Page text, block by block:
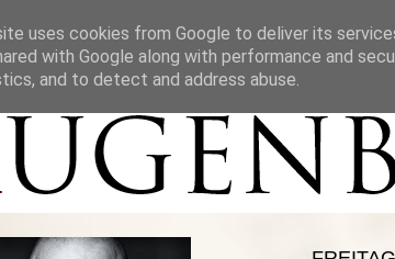
uses cookies from Google to deliver its
with Google along with performance and
and to detect and address abuse.